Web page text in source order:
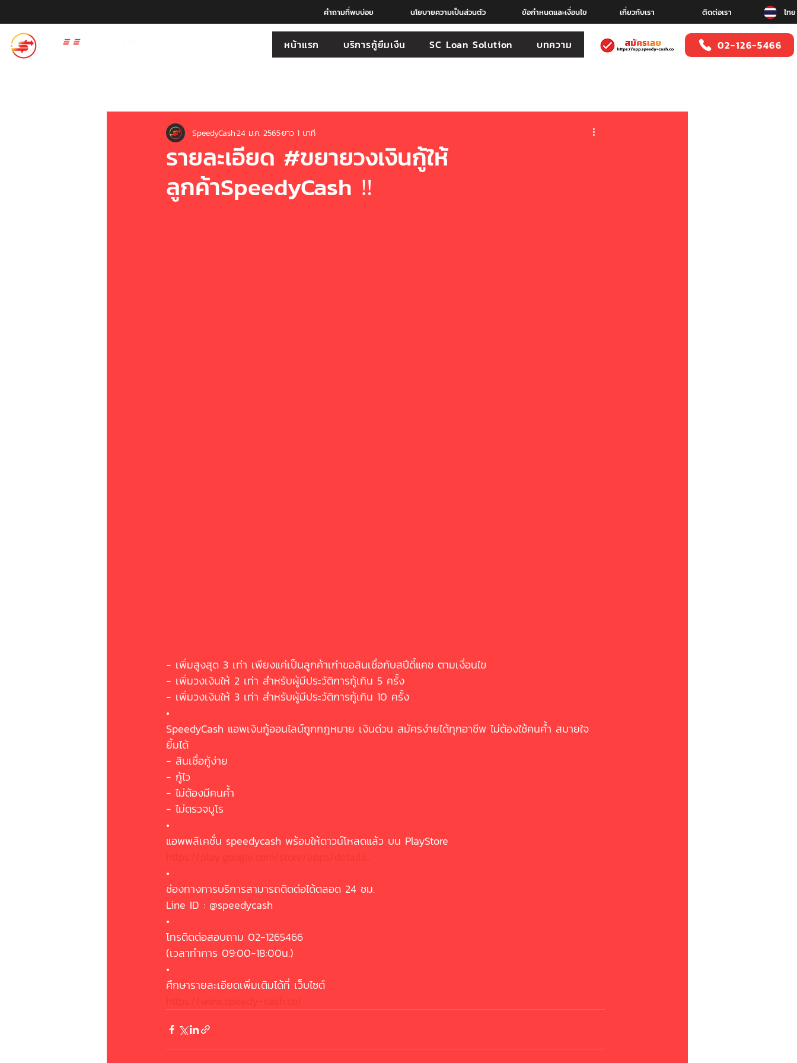
คำถามที่พบบ่อย นโยบายความเป็นส่วนตัว ข้อกำหนดและเงื่อนไข เกี่ยวกับเรา ติดต่อเรา ไทย
หน้าแรก บริการกู้ยืมเงืน SC Loan Solution บทความ 02-126-5466
รายละเอียด #ขยายวงเงินกู้ให้
ลูกค้าSpeedyCash ‼️
SpeedyCash24 ม.ค. 2565ยาว 1 นาที
- เพิ่มสูงสุด 3 เท่า เพียงแค่เป็นลูกค้าเก่าขอสินเชื่อกับสปีดี้แคช ตามเงื่อนไข
- เพิ่มวงเงินให้ 2 เท่า สำหรับผู้มีประวัติการกู้เกิน 5 ครั้ง
- เพิ่มวงเงินให้ 3 เท่า สำหรับผู้มีประวัติการกู้เกิน 10 ครั้ง
•
SpeedyCash แอพเงินกู้ออนไลน์ถูกกฎหมาย เงินด่วน สมัครง่ายได้ทุกอาชีพ ไม่ต้องใช้คนค้ำ สบายใจ
ยิ้มได้
- สินเชื่อกู้ง่าย
- กู้ไว
- ไม่ต้องมีคนค้ำ
- ไม่ตรวจบูโร
•
แอพพลิเคชั่น speedycash พร้อมให้ดาวน์โหลดแล้ว บน PlayStore
•
ช่องทางการบริการสามารถติดต่อได้ตลอด 24 ชม.
Line ID : @speedycash
•
โทรติดต่อสอบถาม 02-1265466
(เวลาทำการ 09:00-18:00น.)
•
ศึกษารายละเอียดเพิ่มเติมได้ที่ เว็บไซต์